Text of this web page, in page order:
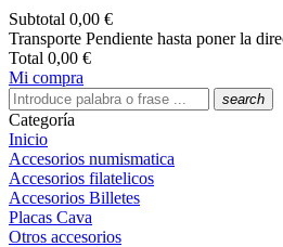
Subtotal 0,00 €
Transporte Pendiente hasta poner la
Total 0,00 €
Mi compra
search
Categoría
Inicio
Accesorios numismatica
Accesorios filatelicos
Accesorios Billetes
Placas Cava
Otros accesorios